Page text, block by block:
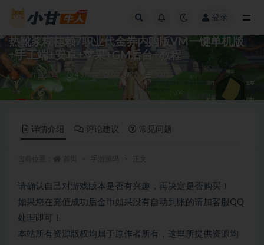
登录
热靴浆糊桂赖7职业代金券内购版VM一键单机版
+手工端+安卓+苹果+GM后台+教程
手游源码 4 月前 7
详情介绍 评论建议 常见问题
请确认自己对游戏版本是否有兴趣，再决定是否购买！
如果您在充值成功后金币如果没有自动到账的请加客服QQ
处理即可！
本站所有资源版权均属于原作者所有，这里所提供资源均